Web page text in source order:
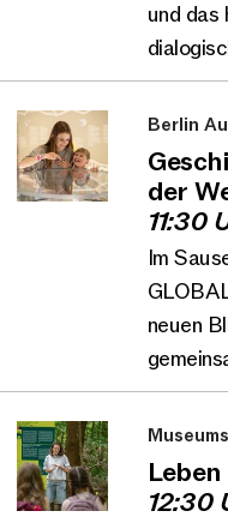
und das
Berlin
der
11:30
Im
neuen
Düppel
12:30